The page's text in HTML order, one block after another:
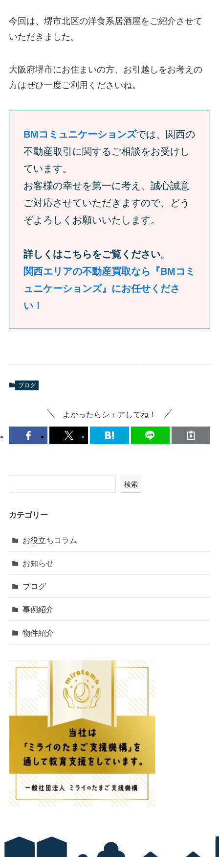
今回は、堺市北区の洋食系居酒屋をご紹介させて
いただきました。
大阪府堺市にお住まいの方、お引越しをお考えの
方はぜひ一度ご利用くださいね。
BMコミュニケーションズでは、関西の
不動産取引に関するご相談をお受けし
ています。
お客様の幸せを第一に考え、誠心誠意
ご対応させていただきますので、どう
ぞよろしくお願いいたします。
詳しくはこちらをご覧ください。
関西エリアの不動産買取なら『BMコミ
ュニケーションズ』にお任せくださ
い！
ブログ
よかったらシェアしてね！
検索
カテゴリー
お役立ちコラム
お知らせ
ブログ
事例紹介
物件紹介